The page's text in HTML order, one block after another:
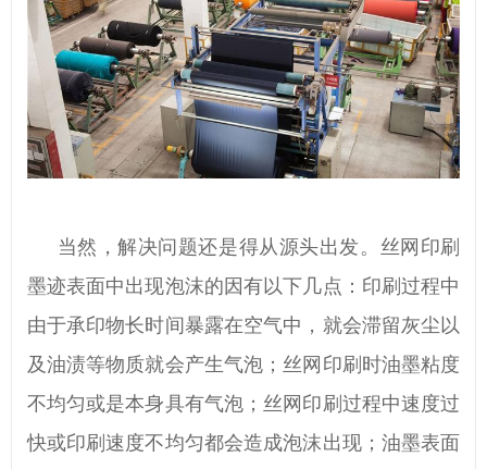
当然，解决问题还是得从源头出发。丝网印刷
墨迹表面中出现泡沫的因有以下几点：印刷过程中
由于承印物长时间暴露在空气中，就会滞留灰尘以
及油渍等物质就会产生气泡；丝网印刷时油墨粘度
不均匀或是本身具有气泡；丝网印刷过程中速度过
快或印刷速度不均匀都会造成泡沫出现；油墨表面